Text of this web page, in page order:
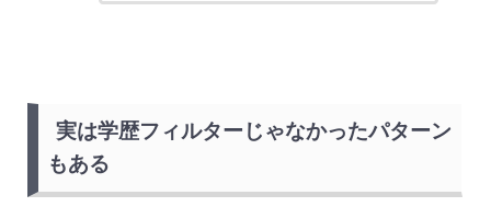
実は学歴フィルターじゃなかったパターン
もある